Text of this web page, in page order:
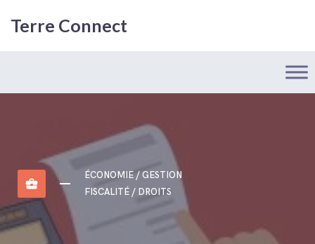
Terre Connect
business_center
ÉCONOMIE / GESTION
FISCALITÉ / DROITS